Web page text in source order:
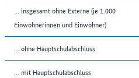
... insgesamt ohne Externe (je 1.000
Einwohnerinnen und Einwohner)
... ohne Hauptschulabschluss
... mit Hauptschulabschluss